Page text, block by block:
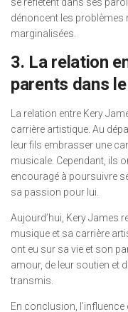
dénoncent les
marginalisées.
3. La relation
parents dans
La relation entre Kery
carrière artistique. Au
leur fils embrasser une
musicale. Cependant, ils
encouragé à poursuivre
sa passion pour lui.
Aujourd’hui, Kery James
musique et sa carrière
ont eu sur sa vie et son
amour, de leur soutien et
transmis.
En conclusion,